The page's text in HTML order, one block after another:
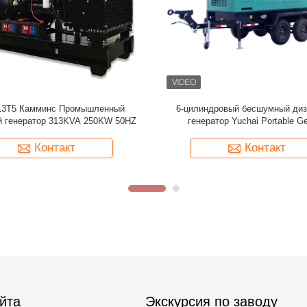
60Hz Перкинс тихий дизельный
15 KW дизельный генератор
Контакт
PRP 812.5KVA 650KW 50Hz
генератор Cummins
Контакт
Экскурсия по заводу